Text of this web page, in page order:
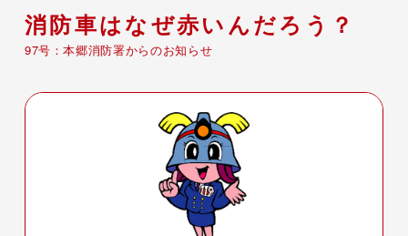
消防車はなぜ赤いんだろう？
97号：本郷消防署からのお知らせ